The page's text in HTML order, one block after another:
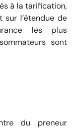
à la tarification,
sur l’étendue de
les plus
sont
du preneur